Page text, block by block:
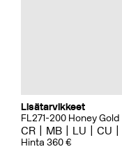
Lisätarvikkeet
FL271-200 Honey Gold
CR MB LU CU
Hinta 360 €